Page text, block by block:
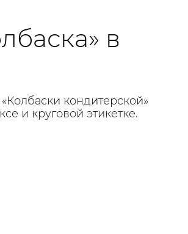
в
кондитерской»
и круговой этикетке.